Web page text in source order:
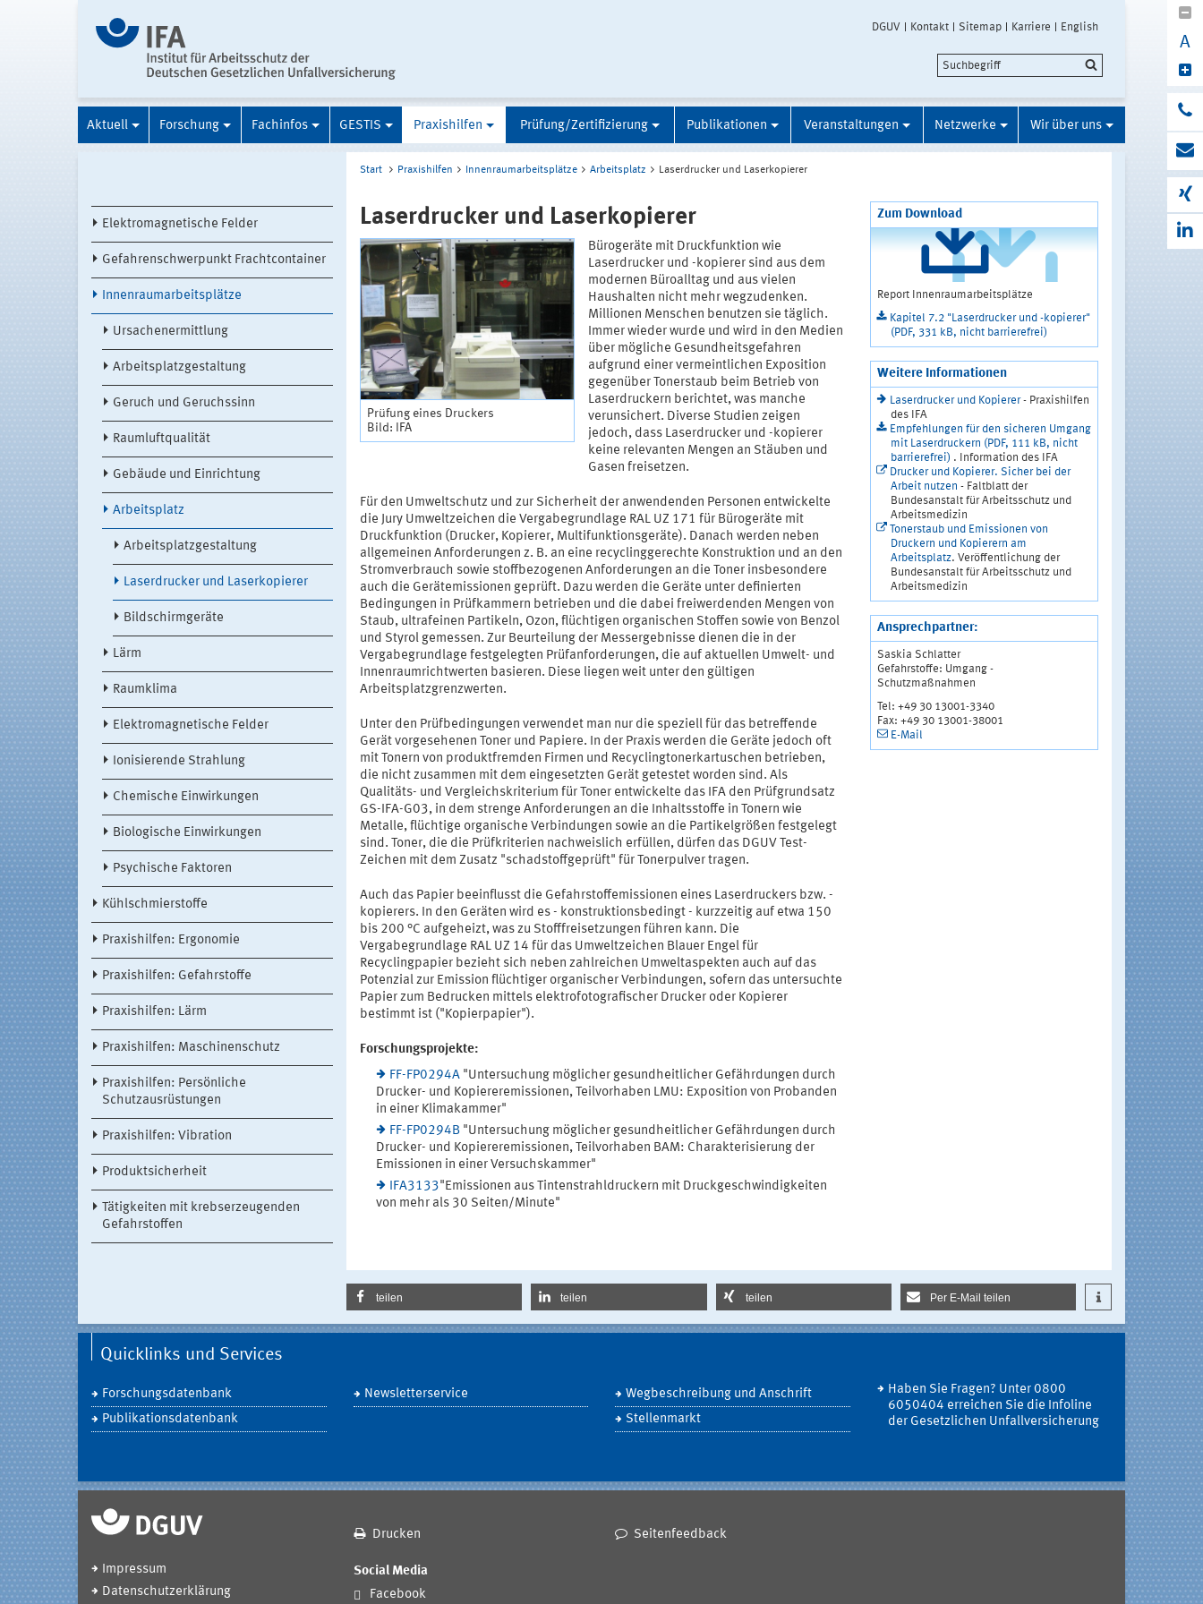
DGUV Kontakt Sitemap Karriere English
A
Aktuell Forschung Fachinfos GESTIS Praxishilfen Prüfung/Zertifizierung Publikationen Veranstaltungen Netzwerke Wir über uns
Elektromagnetische Felder
Gefahrenschwerpunkt Frachtcontainer
Innenraumarbeitsplätze
Ursachenermittlung
Arbeitsplatzgestaltung
Geruch und Geruchssinn
Raumluftqualität
Gebäude und Einrichtung
Arbeitsplatz
Arbeitsplatzgestaltung
Laserdrucker und Laserkopierer
Bildschirmgeräte
Lärm
Raumklima
Elektromagnetische Felder
Ionisierende Strahlung
Chemische Einwirkungen
Biologische Einwirkungen
Psychische Faktoren
Kühlschmierstoffe
Praxishilfen: Ergonomie
Praxishilfen: Gefahrstoffe
Praxishilfen: Lärm
Praxishilfen: Maschinenschutz
Praxishilfen: Persönliche
Schutzausrüstungen
Praxishilfen: Vibration
Produktsicherheit
Tätigkeiten mit krebserzeugenden
Gefahrstoffen
Start Praxishilfen Innenraumarbeitsplätze Arbeitsplatz Laserdrucker und Laserkopierer
Laserdrucker und Laserkopierer
Prüfung eines Druckers
Bild: IFA
Bürogeräte mit Druckfunktion wie
Laserdrucker und -kopierer sind aus dem
modernen Büroalltag und aus vielen
Haushalten nicht mehr wegzudenken.
Millionen Menschen benutzen sie täglich.
Immer wieder wurde und wird in den Medien
über mögliche Gesundheitsgefahren
aufgrund einer vermeintlichen Exposition
gegenüber Tonerstaub beim Betrieb von
Laserdruckern berichtet, was manche
verunsichert. Diverse Studien zeigen
jedoch, dass Laserdrucker und -kopierer
keine relevanten Mengen an Stäuben und
Gasen freisetzen.
Für den Umweltschutz und zur Sicherheit der anwendenden Personen entwickelte
die Jury Umweltzeichen die Vergabegrundlage RAL UZ 171 für Bürogeräte mit
Druckfunktion (Drucker, Kopierer, Multifunktionsgeräte). Danach werden neben
allgemeinen Anforderungen z. B. an eine recyclinggerechte Konstruktion und an den
Stromverbrauch sowie stoffbezogenen Anforderungen an die Toner insbesondere
auch die Gerätemissionen geprüft. Dazu werden die Geräte unter definierten
Bedingungen in Prüfkammern betrieben und die dabei freiwerdenden Mengen von
Staub, ultrafeinen Partikeln, Ozon, flüchtigen organischen Stoffen sowie von Benzol
und Styrol gemessen. Zur Beurteilung der Messergebnisse dienen die in der
Vergabegrundlage festgelegten Prüfanforderungen, die auf aktuellen Umwelt- und
Innenraumrichtwerten basieren. Diese liegen weit unter den gültigen
Arbeitsplatzgrenzwerten.
Unter den Prüfbedingungen verwendet man nur die speziell für das betreffende
Gerät vorgesehenen Toner und Papiere. In der Praxis werden die Geräte jedoch oft
mit Tonern von produktfremden Firmen und Recyclingtonerkartuschen betrieben,
die nicht zusammen mit dem eingesetzten Gerät getestet worden sind. Als
Qualitäts- und Vergleichskriterium für Toner entwickelte das IFA den Prüfgrundsatz
GS-IFA-G03, in dem strenge Anforderungen an die Inhaltsstoffe in Tonern wie
Metalle, flüchtige organische Verbindungen sowie an die Partikelgrößen festgelegt
sind. Toner, die die Prüfkriterien nachweislich erfüllen, dürfen das DGUV Test-
Zeichen mit dem Zusatz "schadstoffgeprüft" für Tonerpulver tragen.
Auch das Papier beeinflusst die Gefahrstoffemissionen eines Laserdruckers bzw. -
kopierers. In den Geräten wird es - konstruktionsbedingt - kurzzeitig auf etwa 150
bis 200 °C aufgeheizt, was zu Stofffreisetzungen führen kann. Die
Vergabegrundlage RAL UZ 14 für das Umweltzeichen Blauer Engel für
Recyclingpapier bezieht sich neben zahlreichen Umweltaspekten auch auf das
Potenzial zur Emission flüchtiger organischer Verbindungen, sofern das untersuchte
Papier zum Bedrucken mittels elektrofotografischer Drucker oder Kopierer
bestimmt ist ("Kopierpapier").
Forschungsprojekte:
FF-FP0294A"Untersuchung möglicher gesundheitlicher Gefährdungen durch
Drucker- und Kopiereremissionen, Teilvorhaben LMU: Exposition von Probanden
in einer Klimakammer"
FF-FP0294B"Untersuchung möglicher gesundheitlicher Gefährdungen durch
Drucker- und Kopiereremissionen, Teilvorhaben BAM: Charakterisierung der
Emissionen in einer Versuchskammer"
IFA3133"Emissionen aus Tintenstrahldruckern mit Druckgeschwindigkeiten
von mehr als 30 Seiten/Minute"
Zum Download
Report Innenraumarbeitsplätze
Kapitel 7.2 "Laserdrucker und -kopierer"
(PDF, 331 kB, nicht barrierefrei)
Weitere Informationen
Laserdrucker und Kopierer- Praxishilfen
des IFA
Empfehlungen für den sicheren Umgang
mit Laserdruckern (PDF, 111 kB, nicht
barrierefrei) . Information des IFA
Drucker und Kopierer. Sicher bei der
Arbeit nutzen - Faltblatt der
Bundesanstalt für Arbeitsschutz und
Arbeitsmedizin
Tonerstaub und Emissionen von
Druckern und Kopierern am
Arbeitsplatz. Veröffentlichung der
Bundesanstalt für Arbeitsschutz und
Arbeitsmedizin
Ansprechpartner:
Saskia Schlatter
Gefahrstoffe: Umgang -
Schutzmaßnahmen
Tel: +49 30 13001-3340
Fax: +49 30 13001-38001
E-Mail
teilen teilen teilen Per E-Mail teilen
Quicklinks und Services
Forschungsdatenbank
Publikationsdatenbank
Newsletterservice
Wegbeschreibung und Anschrift
Stellenmarkt
Haben Sie Fragen? Unter 0800
6050404 erreichen Sie die Infoline
der Gesetzlichen Unfallversicherung
Drucken Seitenfeedback
Impressum
Datenschutzerklärung
Social Media
Facebook